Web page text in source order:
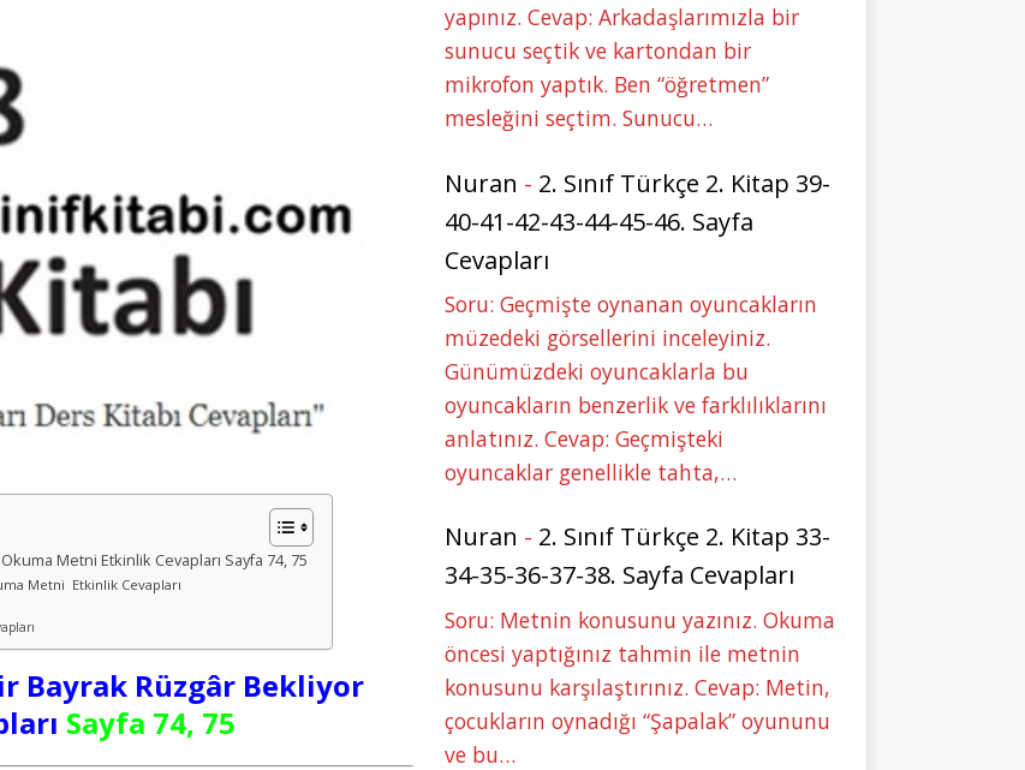
Metni Etkinlik Cevapları Sayfa 74, 75
Metni Etkinlik Cevapları
Bayrak Rüzgâr Bekliyor
Sayfa 74, 75
yapınız. Cevap: Arkadaşlarımızla bir
sunucu seçtik ve kartondan bir
mikrofon yaptık. Ben “öğretmen”
mesleğini seçtim. Sunucu…
Nuran - 2. Sınıf Türkçe 2. Kitap 39-
40-41-42-43-44-45-46. Sayfa
Cevapları
Soru: Geçmişte oynanan oyuncakların
müzedeki görsellerini inceleyiniz.
Günümüzdeki oyuncaklarla bu
oyuncakların benzerlik ve farklılıklarını
anlatınız. Cevap: Geçmişteki
oyuncaklar genellikle tahta,…
Nuran - 2. Sınıf Türkçe 2. Kitap 33-
34-35-36-37-38. Sayfa Cevapları
Soru: Metnin konusunu yazınız. Okuma
öncesi yaptığınız tahmin ile metnin
konusunu karşılaştırınız. Cevap: Metin,
çocukların oynadığı “Şapalak” oyununu
ve bu…